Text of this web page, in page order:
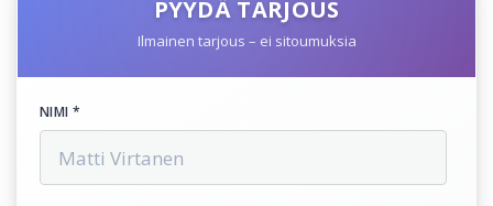
PYYDÄ TARJOUS
Ilmainen tarjous – ei sitoumuksia
NIMI *